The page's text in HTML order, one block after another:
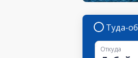
Туда-
Откуда